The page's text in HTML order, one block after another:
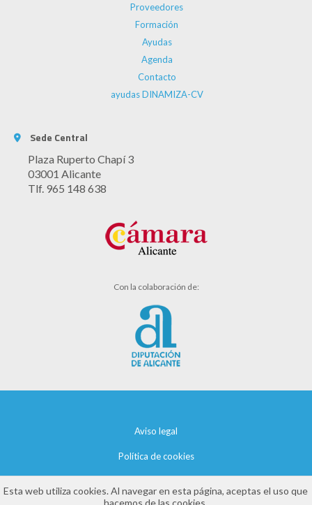
Proveedores
Formación
Ayudas
Agenda
Contacto
ayudas DINAMIZA-CV
Sede Central
Plaza Ruperto Chapí 3
03001 Alicante
Tlf. 965 148 638
Con la colaboración de:
Aviso legal
Política de cookies
Esta web utiliza cookies. Al navegar en esta página, aceptas el uso que
hacemos de las cookies.